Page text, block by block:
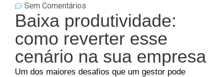
Sem Comentários
Baixa produtividade:
como reverter esse
cenário na sua empresa
Um dos maiores desafios que um gestor pode